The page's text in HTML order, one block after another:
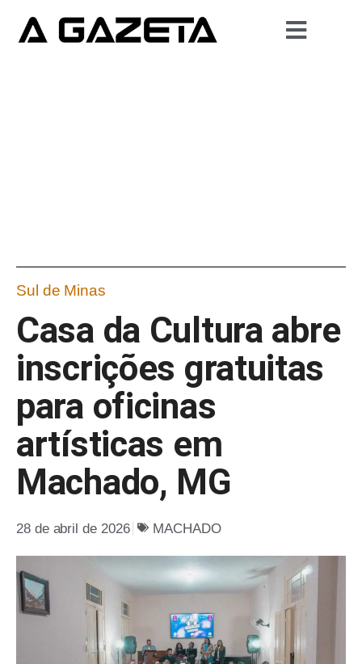
Sul de Minas
Casa da Cultura abre
inscrições gratuitas
para oficinas
artísticas em
Machado, MG
28 de abril de 2026 MACHADO